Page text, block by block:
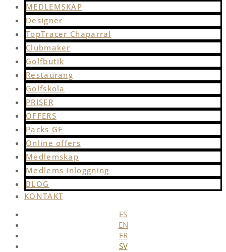
MEDLEMSKAP
Designer
TopTracer Chaparral
Clubmaker
Golfbutik
Restaurang
Golfskola
PRISER
OFFERS
Packs GF
Online offers
Medlemskap
Medlems Inloggning
BLOG
KONTAKT
ES
EN
FR
SV